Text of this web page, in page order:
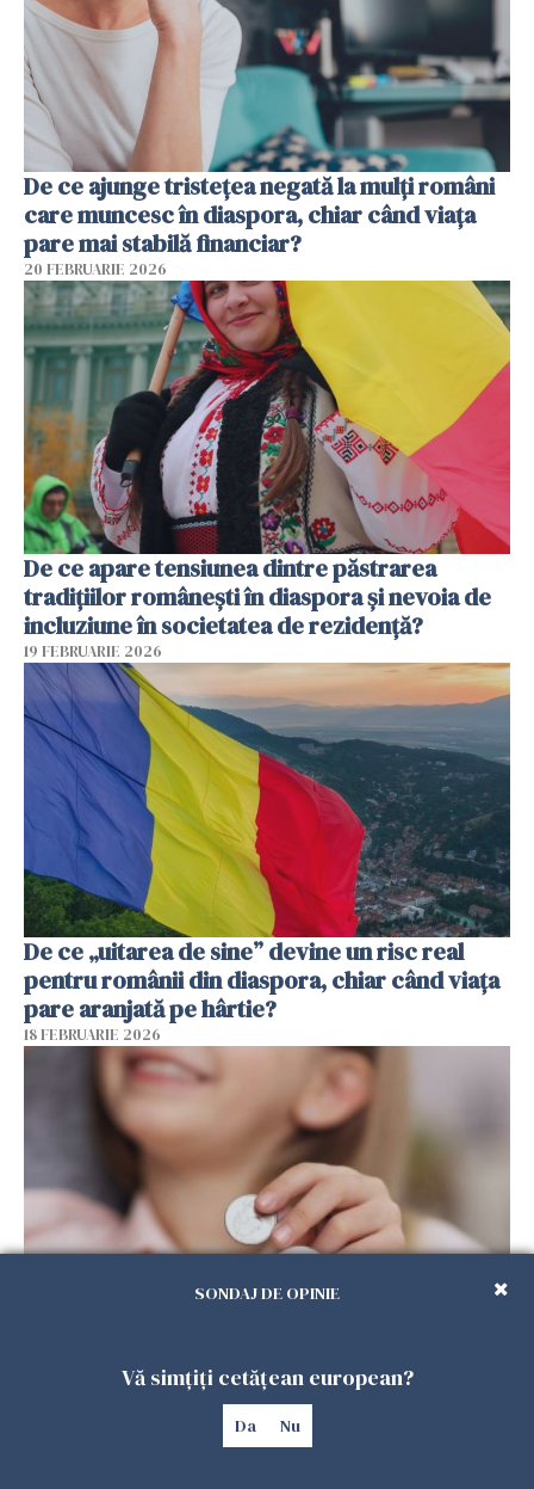
De ce ajunge tristețea negată la mulți români
care muncesc în diaspora, chiar când viața
pare mai stabilă financiar?
20 FEBRUARIE 2026
De ce apare tensiunea dintre păstrarea
tradițiilor românești în diaspora și nevoia de
incluziune în societatea de rezidență?
19 FEBRUARIE 2026
De ce „uitarea de sine” devine un risc real
pentru românii din diaspora, chiar când viața
pare aranjată pe hârtie?
18 FEBRUARIE 2026
100.000 de români ar putea primi 200 de euro
SONDAJ DE OPINIE
Vă simțiți cetățean european?
Da Nu